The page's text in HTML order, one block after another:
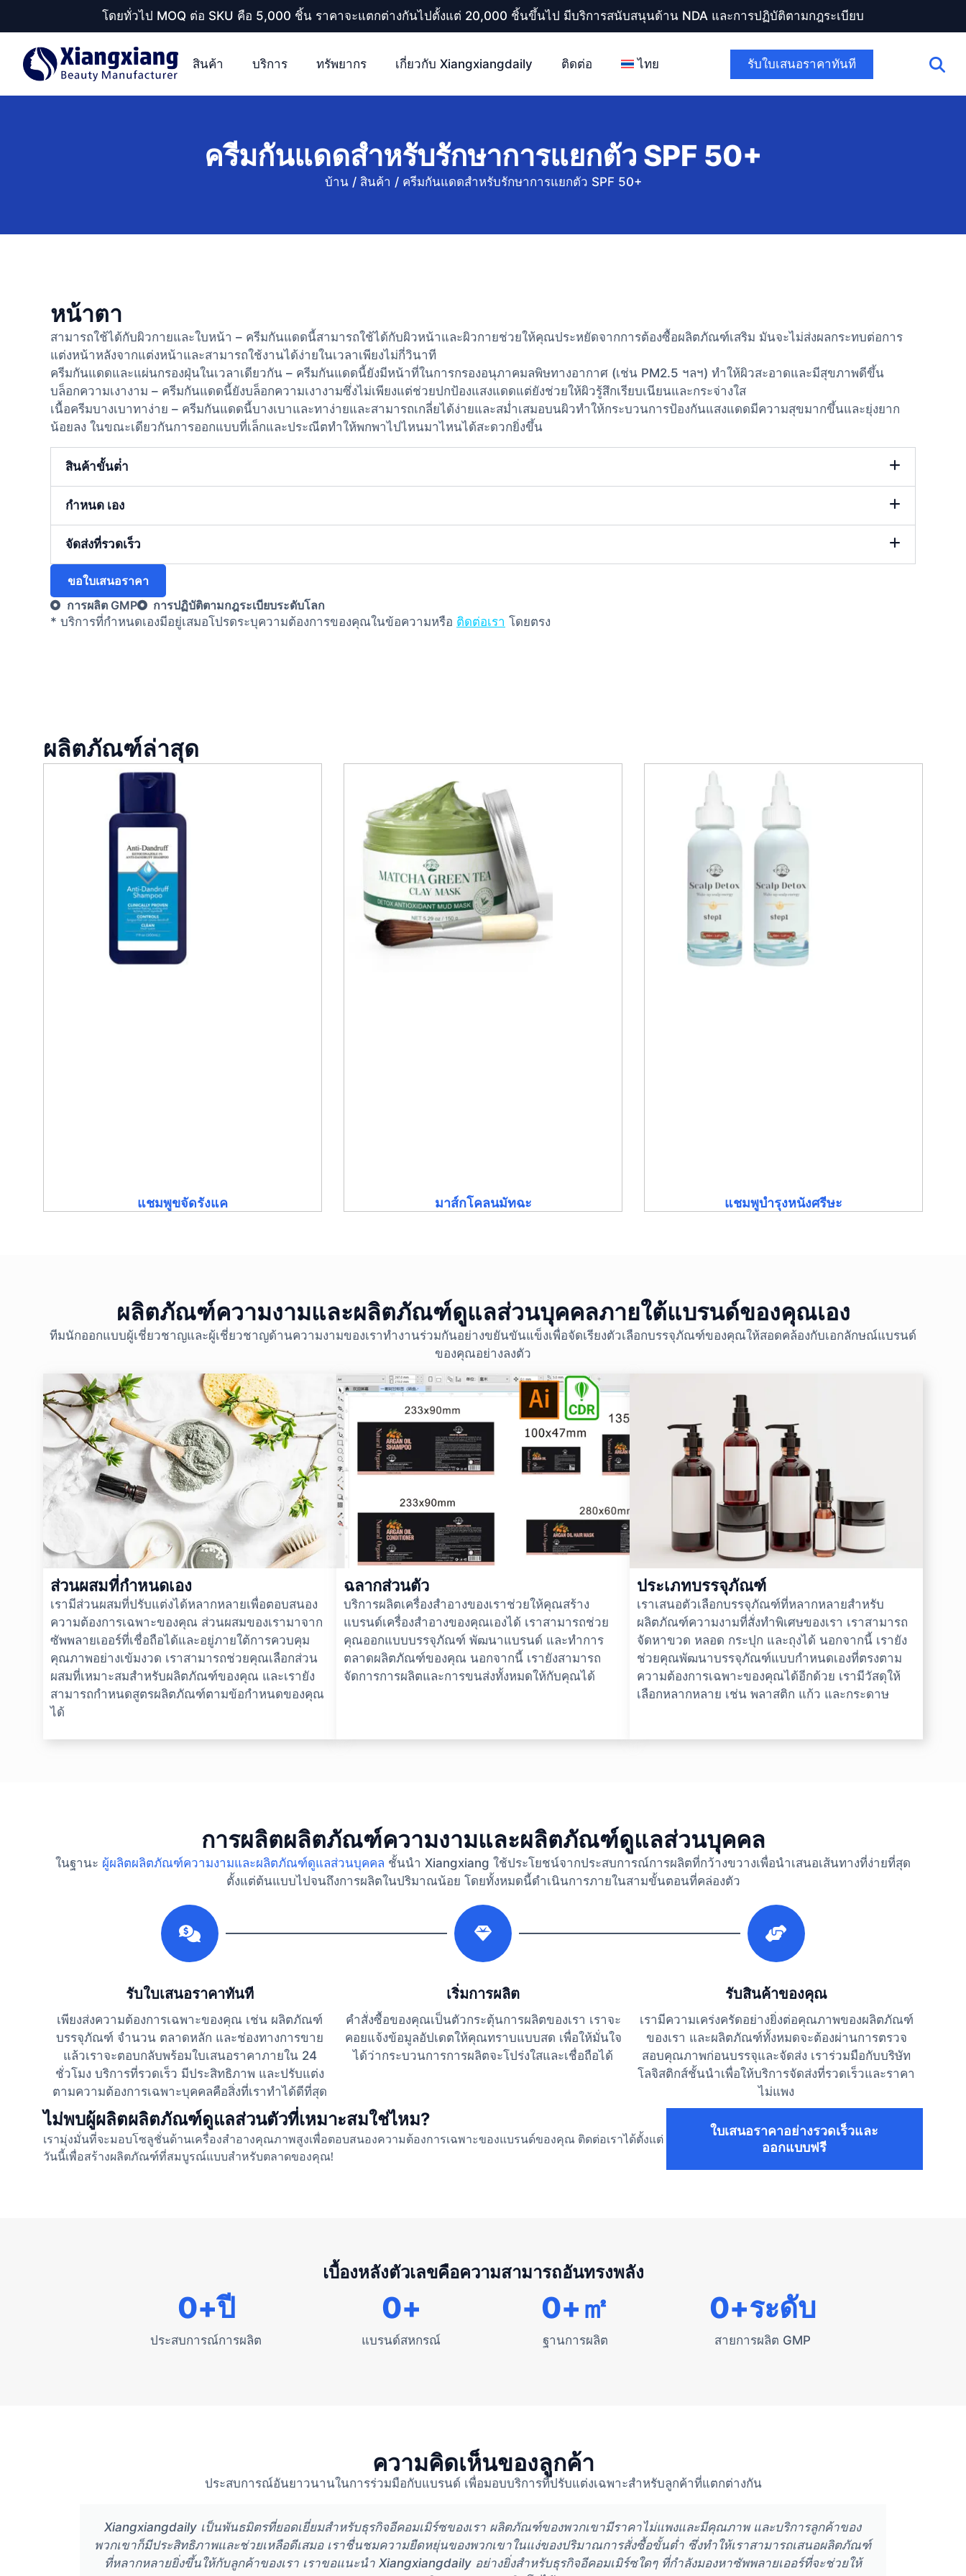
โดยทั่วไป MOQ ต่อ SKU คือ 5,000 ชิ้น ราคาจะแตกต่างกันไปตั้งแต่ 20,000 ชิ้นขึ้นไป มีบริการสนับสนุนด้าน NDA และการปฏิบัติตามกฎระเบียบ
สินค้า บริการ ทรัพยากร เกี่ยวกับ Xiangxiangdaily ติดต่อ ไทย รับใบเสนอราคาทันที
ครีมกันแดดสำหรับรักษาการแยกตัว SPF 50+
บ้าน/ สินค้า / ครีมกันแดดสำหรับรักษาการแยกตัว SPF 50+
หน้าตา
สามารถใช้ได้กับผิวกายและใบหน้า – ครีมกันแดดนี้สามารถใช้ได้กับผิวหน้าและผิวกายช่วยให้คุณประหยัดจากการต้องซื้อผลิตภัณฑ์เสริม มันจะไม่ส่งผลกระทบต่อการ
แต่งหน้าหลังจากแต่งหน้าและสามารถใช้งานได้ง่ายในเวลาเพียงไม่กี่วินาที
ครีมกันแดดและแผ่นกรองฝุ่นในเวลาเดียวกัน – ครีมกันแดดนี้ยังมีหน้าที่ในการกรองอนุภาคมลพิษทางอากาศ (เช่น PM2.5 ฯลฯ) ทำให้ผิวสะอาดและมีสุขภาพดีขึ้น
บล็อกความเงางาม – ครีมกันแดดนี้ยังบล็อกความเงางามซึ่งไม่เพียงแต่ช่วยปกป้องแสงแดดแต่ยังช่วยให้ผิวรู้สึกเรียบเนียนและกระจ่างใส
เนื้อครีมบางเบาทาง่าย – ครีมกันแดดนี้บางเบาและทาง่ายและสามารถเกลี่ยได้ง่ายและสม่ำเสมอบนผิวทำให้กระบวนการป้องกันแสงแดดมีความสุขมากขึ้นและยุ่งยาก
น้อยลง ในขณะเดียวกันการออกแบบที่เล็กและประณีตทำให้พกพาไปไหนมาไหนได้สะดวกยิ่งขึ้น
สินค้าขั้นต่ํา
กำหนด เอง
จัดส่งที่รวดเร็ว
ขอใบเสนอราคา
การผลิต GMP
การปฏิบัติตามกฎระเบียบระดับโลก
* บริการที่กําหนดเองมีอยู่เสมอโปรดระบุความต้องการของคุณในข้อความหรือ ติดต่อเรา โดยตรง
ผลิตภัณฑ์ล่าสุด
แชมพูขจัดรังแค มาส์กโคลนมัทฉะ แชมพูบำรุงหนังศรีษะ
ผลิตภัณฑ์ความงามและผลิตภัณฑ์ดูแลส่วนบุคคลภายใต้แบรนด์ของคุณเอง
ทีมนักออกแบบผู้เชี่ยวชาญและผู้เชี่ยวชาญด้านความงามของเราทำงานร่วมกันอย่างขยันขันแข็งเพื่อจัดเรียงตัวเลือกบรรจุภัณฑ์ของคุณให้สอดคล้องกับเอกลักษณ์แบรนด์
ของคุณอย่างลงตัว
ส่วนผสมที่กำหนดเอง
เรามีส่วนผสมที่ปรับแต่งได้หลากหลายเพื่อตอบสนอง
ความต้องการเฉพาะของคุณ ส่วนผสมของเรามาจาก
ซัพพลายเออร์ที่เชื่อถือได้และอยู่ภายใต้การควบคุม
คุณภาพอย่างเข้มงวด เราสามารถช่วยคุณเลือกส่วน
ผสมที่เหมาะสมสำหรับผลิตภัณฑ์ของคุณ และเรายัง
สามารถกำหนดสูตรผลิตภัณฑ์ตามข้อกำหนดของคุณ
ได้
ฉลากส่วนตัว
บริการผลิตเครื่องสำอางของเราช่วยให้คุณสร้าง
แบรนด์เครื่องสำอางของคุณเองได้ เราสามารถช่วย
คุณออกแบบบรรจุภัณฑ์ พัฒนาแบรนด์ และทำการ
ตลาดผลิตภัณฑ์ของคุณ นอกจากนี้ เรายังสามารถ
จัดการการผลิตและการขนส่งทั้งหมดให้กับคุณได้
ประเภทบรรจุภัณฑ์
เราเสนอตัวเลือกบรรจุภัณฑ์ที่หลากหลายสำหรับ
ผลิตภัณฑ์ความงามที่สั่งทำพิเศษของเรา เราสามารถ
จัดหาขวด หลอด กระปุก และถุงได้ นอกจากนี้ เรายัง
ช่วยคุณพัฒนาบรรจุภัณฑ์แบบกำหนดเองที่ตรงตาม
ความต้องการเฉพาะของคุณได้อีกด้วย เรามีวัสดุให้
เลือกหลากหลาย เช่น พลาสติก แก้ว และกระดาษ
การผลิตผลิตภัณฑ์ความงามและผลิตภัณฑ์ดูแลส่วนบุคคล
ในฐานะ ผู้ผลิตผลิตภัณฑ์ความงามและผลิตภัณฑ์ดูแลส่วนบุคคล ชั้นนำ Xiangxiang ใช้ประโยชน์จากประสบการณ์การผลิตที่กว้างขวางเพื่อนำเสนอเส้นทางที่ง่ายที่สุด
ตั้งแต่ต้นแบบไปจนถึงการผลิตในปริมาณน้อย โดยทั้งหมดนี้ดำเนินการภายในสามขั้นตอนที่คล่องตัว
รับใบเสนอราคาทันที
เพียงส่งความต้องการเฉพาะของคุณ เช่น ผลิตภัณฑ์
บรรจุภัณฑ์ จำนวน ตลาดหลัก และช่องทางการขาย
แล้วเราจะตอบกลับพร้อมใบเสนอราคาภายใน 24
ชั่วโมง บริการที่รวดเร็ว มีประสิทธิภาพ และปรับแต่ง
ตามความต้องการเฉพาะบุคคลคือสิ่งที่เราทำได้ดีที่สุด
เริ่มการผลิต
คำสั่งซื้อของคุณเป็นตัวกระตุ้นการผลิตของเรา เราจะ
คอยแจ้งข้อมูลอัปเดตให้คุณทราบแบบสด เพื่อให้มั่นใจ
ได้ว่ากระบวนการการผลิตจะโปร่งใสและเชื่อถือได้
รับสินค้าของคุณ
เรามีความเคร่งครัดอย่างยิ่งต่อคุณภาพของผลิตภัณฑ์
ของเรา และผลิตภัณฑ์ทั้งหมดจะต้องผ่านการตรวจ
สอบคุณภาพก่อนบรรจุและจัดส่ง เราร่วมมือกับบริษัท
โลจิสติกส์ชั้นนำเพื่อให้บริการจัดส่งที่รวดเร็วและราคา
ไม่แพง
ไม่พบผู้ผลิตผลิตภัณฑ์ดูแลส่วนตัวที่เหมาะสมใช่ไหม?
เรามุ่งมั่นที่จะมอบโซลูชั่นด้านเครื่องสำอางคุณภาพสูงเพื่อตอบสนองความต้องการเฉพาะของแบรนด์ของคุณ ติดต่อเราได้ตั้งแต่
วันนี้เพื่อสร้างผลิตภัณฑ์ที่สมบูรณ์แบบสำหรับตลาดของคุณ!
ใบเสนอราคาอย่างรวดเร็วและ
ออกแบบฟรี
เบื้องหลังตัวเลขคือความสามารถอันทรงพลัง
ประสบการณ์การผลิต
0+ปี
แบรนด์สหกรณ์
0+
ฐานการผลิต
0+㎡
สายการผลิต GMP
0+ระดับ
ความคิดเห็นของลูกค้า
ประสบการณ์อันยาวนานในการร่วมมือกับแบรนด์ เพื่อมอบบริการที่ปรับแต่งเฉพาะสำหรับลูกค้าที่แตกต่างกัน
Xiangxiangdaily เป็นพันธมิตรที่ยอดเยี่ยมสำหรับธุรกิจอีคอมเมิร์ซของเรา ผลิตภัณฑ์ของพวกเขามีราคาไม่แพงและมีคุณภาพ และบริการลูกค้าของ
พวกเขาก็มีประสิทธิภาพและช่วยเหลือดีเสมอ เราชื่นชมความยืดหยุ่นของพวกเขาในแง่ของปริมาณการสั่งซื้อขั้นต่ำ ซึ่งทำให้เราสามารถเสนอผลิตภัณฑ์
ที่หลากหลายยิ่งขึ้นให้กับลูกค้าของเรา เราขอแนะนำ Xiangxiangdaily อย่างยิ่งสำหรับธุรกิจอีคอมเมิร์ซใดๆ ที่กำลังมองหาซัพพลายเออร์ที่จะช่วยให้